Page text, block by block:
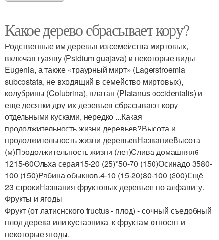
Какое дерево сбрасывает кору?
Родственные им деревья из семейства миртовых,
включая гуаяву (Psidium guajava) и некоторые виды
Eugenia, а также «траурный мирт» (Lagerstroemia
subcostata, не входящий в семейство миртовых),
колубрины (Colubrina), платан (Platanus occidentalis) и
еще десятки других деревьев сбрасывают кору
отдельными кусками, нередко ...Какая
продолжительность жизни деревьев?Высота и
продолжительность жизни деревьевНазваниеВысота
(м)Продолжительность жизни (лет)Слива домашняя6-
1215-60Ольха серая15-20 (25)*50-70 (150)Осинадо 3580-
100 (150)Рябина обыкнов.4-10 (15-20)80-100 (300)Ещё
23 строкиНазвания фруктовых деревьев по алфавиту.
Фрукты и ягоды
Фрукт (от латиснского fructus - плод) - сочный съедобный
плод дерева или кустарника, к фруктам относят и
некоторые ягоды.